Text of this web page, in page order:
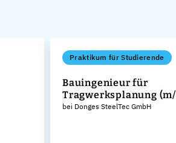
Praktikum für Studierende
Bauingenieur für
Tragwerksplanung
bei Donges SteelTec GmbH